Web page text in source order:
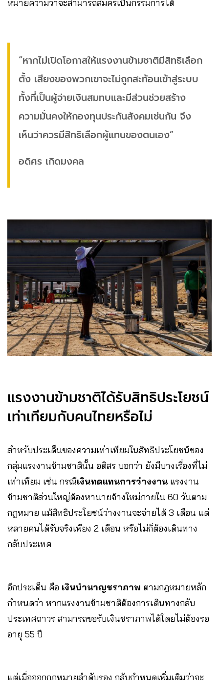
หมายความว่าจะสามารถสมัครเป็นกรรมการได้
“หากไม่เปิดโอกาสให้แรงงานข้ามชาติมีสิทธิเลือก
ตั้ง เสียงของพวกเขาจะไม่ถูกสะท้อนเข้าสู่ระบบ
ทั้งที่เป็นผู้จ่ายเงินสมทบและมีส่วนช่วยสร้าง
ความมั่นคงให้กองทุนประกันสังคมเช่นกัน จึง
เห็นว่าควรมีสิทธิเลือกผู้แทนของตนเอง”
อดิศร เกิดมงคล
แรงงานข้ามชาติได้รับสิทธิประโยชน์
เท่าเทียมกับคนไทยหรือไม่
สำหรับประเด็นของความเท่าเทียมในสิทธิประโยชน์ของ
กลุ่มแรงงานข้ามชาตินั้น อดิสร บอกว่า ยังมีบางเรื่องที่ไม่
เท่าเทียม เช่น กรณีเงินทดแทนการว่างงาน แรงงาน
ข้ามชาติส่วนใหญ่ต้องหานายจ้างใหม่ภายใน 60 วันตาม
กฎหมาย แม้สิทธิประโยชน์ว่างงานจะจ่ายได้ 3 เดือน แต่
หลายคนได้รับจริงเพียง 2 เดือน หรือไม่ก็ต้องเดินทาง
กลับประเทศ
อีกประเด็น คือ เงินบำนาญชราภาพ ตามกฎหมายหลัก
กำหนดว่า หากแรงงานข้ามชาติต้องการเดินทางกลับ
ประเทศถาวร สามารถขอรับเงินชราภาพได้โดยไม่ต้องรอ
อายุ 55 ปี
แต่เมื่อออกกฎหมายลำดับรอง กลับกำหนดเพิ่มเติมว่าจะ